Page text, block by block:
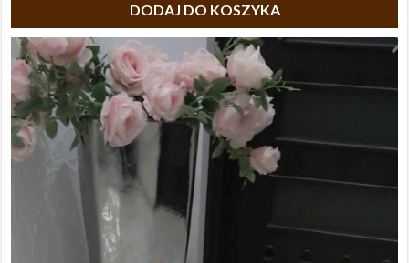
DODAJ DO KOSZYKA